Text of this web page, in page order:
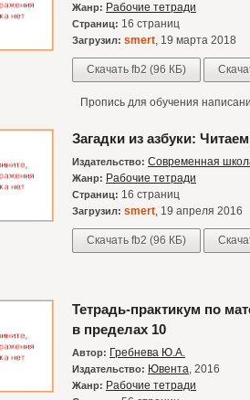
Жанр: Рабочие тетради
Страниц: 16 страниц
Загрузил: smert, 19 марта 2018
Скачать fb2 (96 КБ)
Пропись для обучения
Загадки из азбуки:
Издательство: Современная
Жанр: Рабочие тетради
Страниц: 16 страниц
Загрузил: smert, 19 апреля 2016
Скачать fb2 (96 КБ)
Тетрадь-практикум по
в пределах 10
Автор: Гребнева Ю.А.
Издательство: Ювента, 2016
Жанр: Рабочие тетради